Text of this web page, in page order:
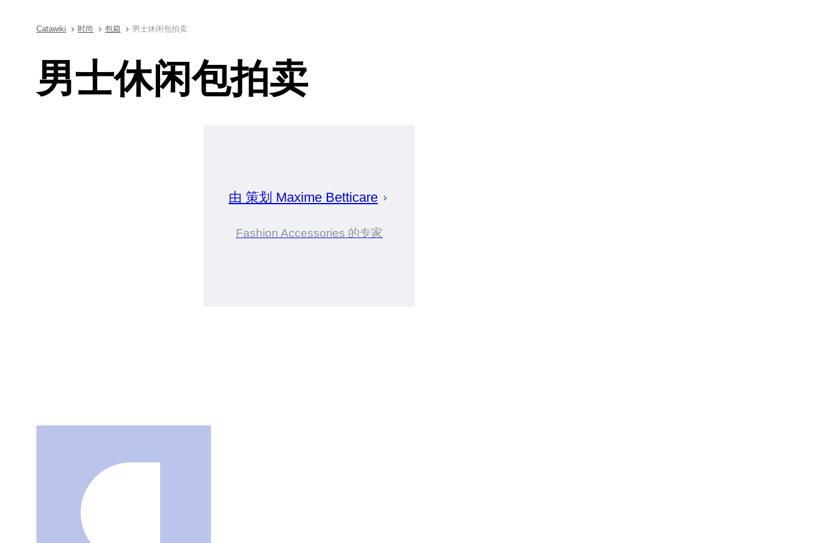
Catawiki 时尚 包箱 男士休闲包拍卖
男士休闲包拍卖
由 策划 Maxime Betticare
Fashion Accessories 的专家